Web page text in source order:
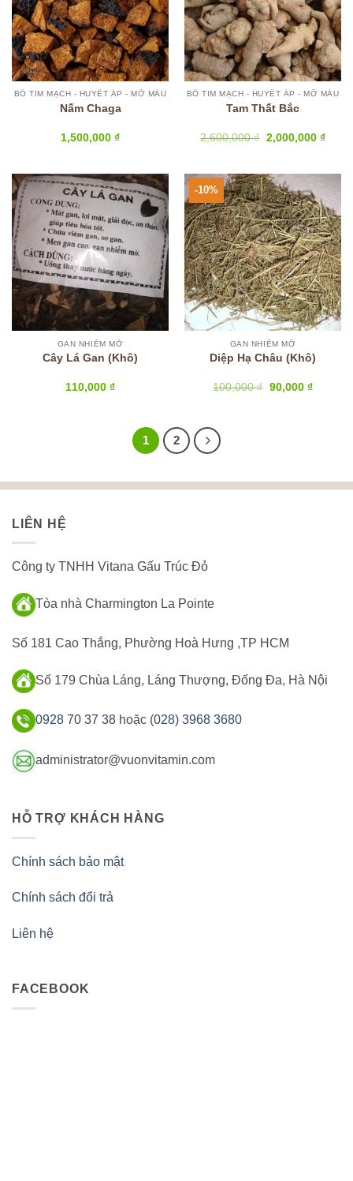
BỔ TIM MẠCH - HUYẾT ÁP - MỠ MÁU
Nấm Chaga
1,500,000 ₫
BỔ TIM MẠCH - HUYẾT ÁP - MỠ MÁU
Tam Thất Bắc
2,600,000₫ Giá
2,000,000 ₫Giá
GAN NHIỄM MỠ
Cây Lá Gan (Khô)
110,000 ₫
-10%
GAN NHIỄM MỠ
Diệp Hạ Châu (Khô)
100,000₫ Giá
90,000 ₫Giá
1 2
LIÊN HỆ
Công ty TNHH Vitana Gấu Trúc Đỏ
Tòa nhà Charmington La Pointe
Số 181 Cao Thắng, Phường Hoà Hưng ,TP HCM
Số 179 Chùa Láng, Láng Thượng, Đống Đa, Hà Nội
0928 70 37 38 hoặc (028) 3968 3680
administrator@vuonvitamin.com
HỖ TRỢ KHÁCH HÀNG
Chính sách bảo mật
Chính sách đổi trả
Liên hệ
FACEBOOK